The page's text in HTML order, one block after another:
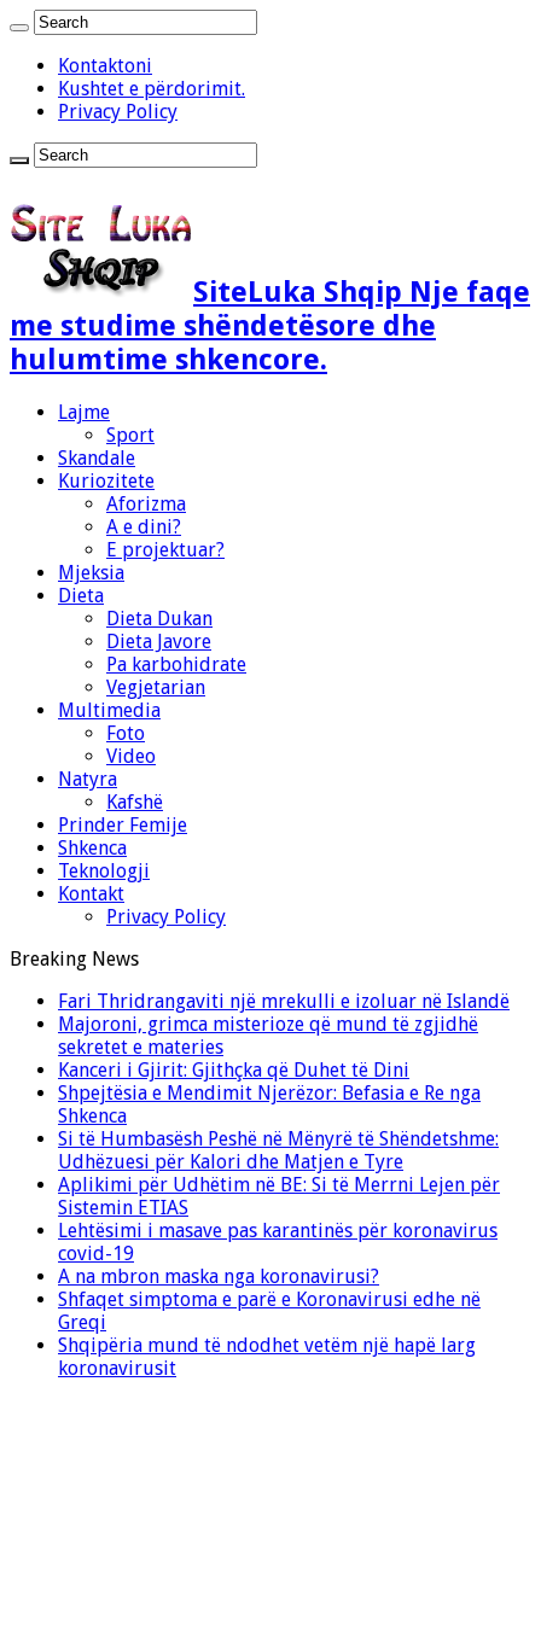
Kontaktoni
Kushtet e përdorimit.
Privacy Policy
SiteLuka Shqip Nje faqe
me studime shëndetësore dhe
hulumtime shkencore.
Lajme
Sport
Skandale
Kuriozitete
Aforizma
A e dini?
E projektuar?
Mjeksia
Dieta
Dieta Dukan
Dieta Javore
Pa karbohidrate
Vegjetarian
Multimedia
Foto
Video
Natyra
Kafshë
Prinder Femije
Shkenca
Teknologji
Kontakt
Privacy Policy
Breaking News
Fari Thridrangaviti një mrekulli e izoluar në Islandë
Majoroni, grimca misterioze që mund të zgjidhë
sekretet e materies
Kanceri i Gjirit: Gjithçka që Duhet të Dini
Shpejtësia e Mendimit Njerëzor: Befasia e Re nga
Shkenca
Si të Humbasësh Peshë në Mënyrë të Shëndetshme:
Udhëzuesi për Kalori dhe Matjen e Tyre
Aplikimi për Udhëtim në BE: Si të Merrni Lejen për
Sistemin ETIAS
Lehtësimi i masave pas karantinës për koronavirus
covid-19
A na mbron maska nga koronavirusi?
Shfaqet simptoma e parë e Koronavirusi edhe në
Greqi
Shqipëria mund të ndodhet vetëm një hapë larg
koronavirusit